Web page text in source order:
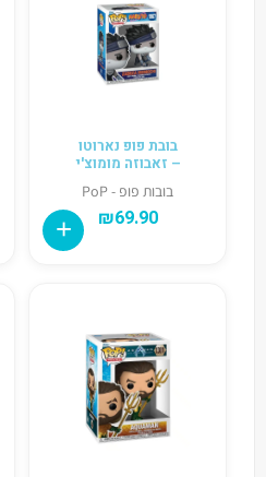
בובת פופ נארוטו
– זאבוזה מומוצ'י
בובות פופ - PoP
₪69.90